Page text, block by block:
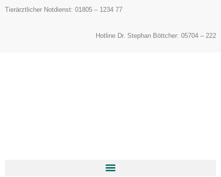
springen
Tierärztlicher Notdienst: 01805 – 1234 77
Hotline Dr. Stephan Böttcher: 05704 – 222